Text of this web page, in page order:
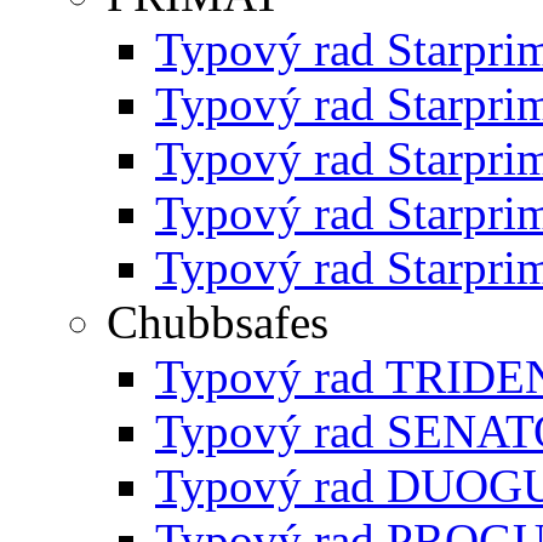
Typový rad
Typový rad
Typový rad
Typový rad
Typový rad
Chubbsafes
Typový rad
Typový rad
Typový rad